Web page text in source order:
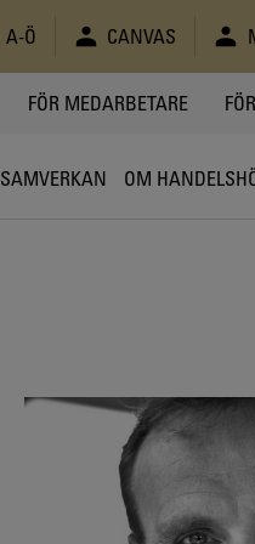
A-Ö CANVAS
FÖR MEDARBETARE
SAMVERKAN OM